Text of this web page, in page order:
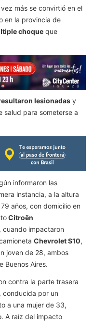
más se convirtió en el
en la provincia de
choque que
lesionadas y
salud para someterse a
informaron las
instancia, a la altura
años, con domicilio en
Citroën
cuando impactaron
Chevrolet S10,
joven de 28, ambos
Buenos Aires.
contra la parte trasera
, conducida por un
a una mujer de 33,
A raíz del impacto